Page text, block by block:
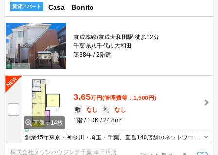
賃貸アパート Casa Bonito
京成本線/京成大和田駅 徒歩12分
千葉県八千代市大和田
築38年
2階建
画像：14枚
3.65万円(管理費等：1,500円)
敷
なし 礼
なし
1階
1DK 24.8m²
創業45年東京・神奈川・埼玉・千葉、直営140店舗のネットワー
ク。お部屋探しはタウンハウジングにお任せ下さい！
株式会社タウンハウジング千葉 津田沼店